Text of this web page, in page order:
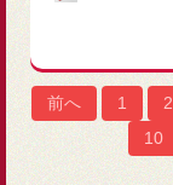
前へ 1 2
10